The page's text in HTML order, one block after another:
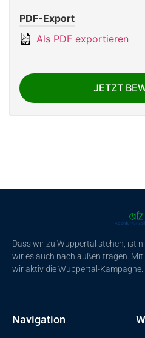
PDF-Export
Als PDF exportieren
JETZT
Dass wir zu Wuppertal stehen, ist
wir es auch nach außen tragen.
wir aktiv die Wuppertal-Kampagne.
Navigation